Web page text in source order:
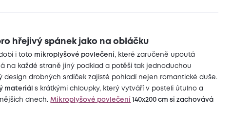
hřejivý spánek jako na obláčku
i toto mikroplyšové povlečení, které zaručeně upoutá
na každé straně jiný podklad a potěší tak jednoduchou
drobných srdíček zajisté pohladí nejen romantické duše.
materiáls krátkými chloupky, který vytváří v posteli útulno a
dnech.Mikroplyšové povlečení 140x200 cm si zachovává